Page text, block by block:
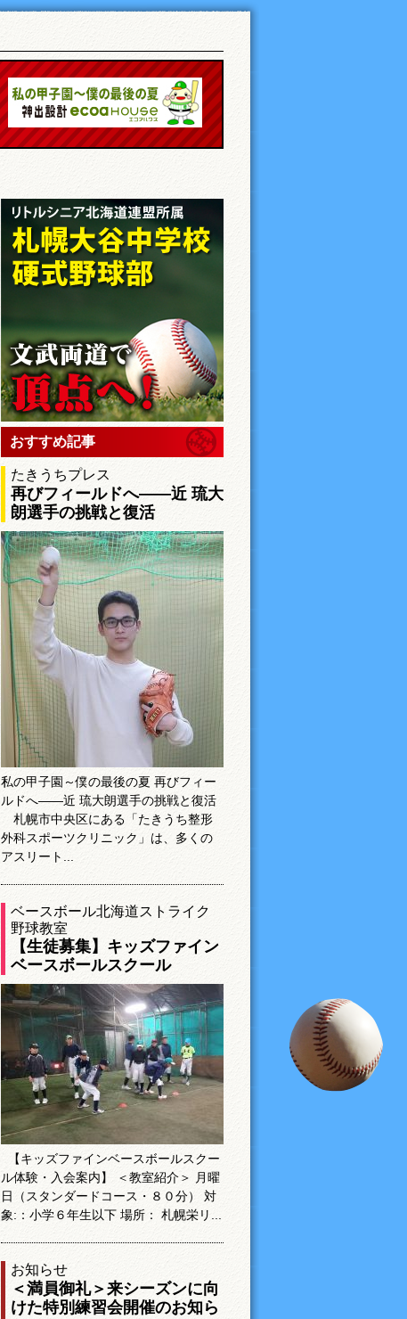
おすすめ記事
たきうちプレス
再びフィールドへ――近 琉大
朗選手の挑戦と復活
私の甲子園～僕の最後の夏 再びフィー
ルドへ――近 琉大朗選手の挑戦と復活
札幌市中央区にある「たきうち整形
外科スポーツクリニック」は、多くの
アスリート...
ベースボール北海道ストライク
野球教室
【生徒募集】キッズファイン
ベースボールスクール
【キッズファインベースボールスクー
ル体験・入会案内】 ＜教室紹介＞ 月曜
日（スタンダードコース・８０分） 対
象:：小学６年生以下 場所： 札幌栄リ...
お知らせ
＜満員御礼＞来シーズンに向
けた特別練習会開催のお知ら